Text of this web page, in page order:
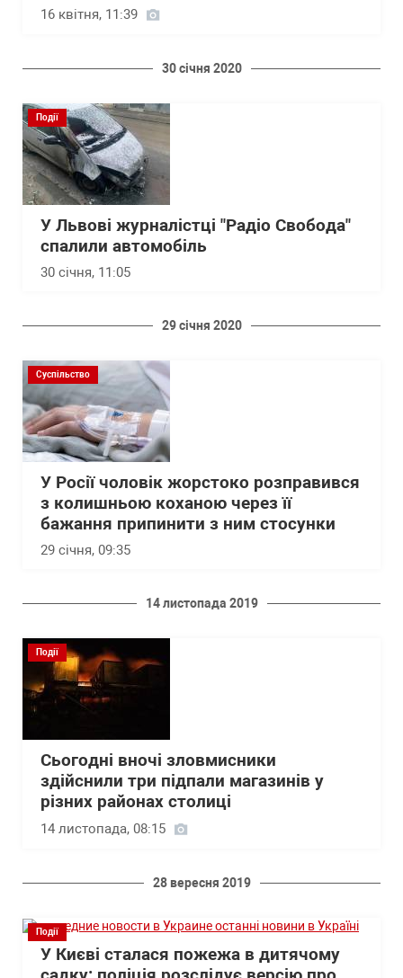
16 квітня, 11:39
30 січня 2020
Події
У Львові журналістці "Радіо Свобода"
спалили автомобіль
30 січня, 11:05
29 січня 2020
Суспільство
У Росії чоловік жорстоко розправився
з колишньою коханою через її
бажання припинити з ним стосунки
29 січня, 09:35
14 листопада 2019
Події
Сьогодні вночі зловмисники
здійснили три підпали магазинів у
різних районах столиці
14 листопада, 08:15
28 вересня 2019
Події
У Києві сталася пожежа в дитячому